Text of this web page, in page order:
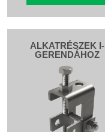
ALKATRÉSZEK I-
GERENDÁHOZ